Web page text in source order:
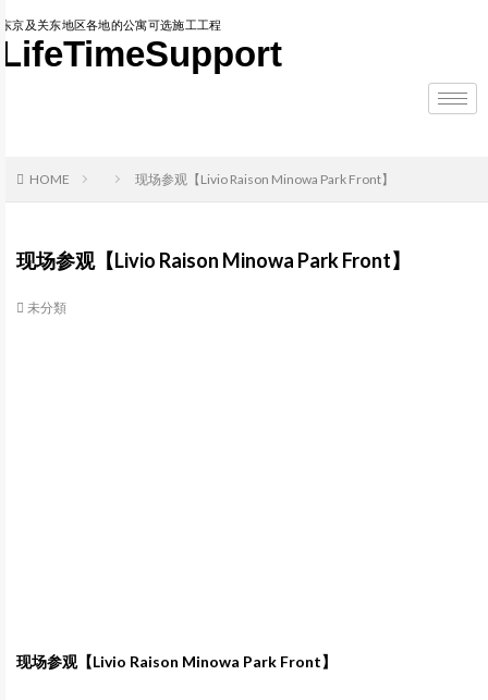
东京及关东地区各地的公寓可选施工工程
LifeTimeSupport
HOME 现场参观【Livio Raison Minowa Park Front】
现场参观【Livio Raison Minowa Park Front】
未分類
现场参观【Livio Raison Minowa Park Front】